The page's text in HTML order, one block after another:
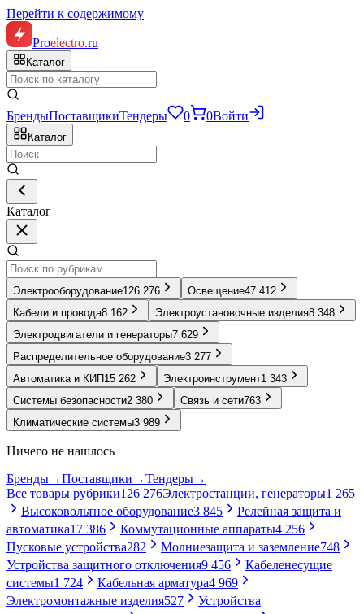
Перейти к содержимому
Proelectro.ru
Каталог
БрендыПоставщикиТендеры 0 0Войти
Каталог
Каталог
Электрооборудование126 276 Освещение47 412
Кабели и провода8 162 Электроустановочные изделия8 348
Электродвигатели и генераторы7 629
Распределительное оборудование3 277
Автоматика и КИП 15 262 Электроинструмент1 343
Системы безопасности2 380 Связь и сети763
Климатические системы3 989
Ничего не нашлось
Бренды→Поставщики →Тендеры→
Все товары рубрики126 276Электростанции, генераторы1 265
Высоковольтное оборудование3 845
Релейная защита и
автоматика17 386 Коммутационные аппараты4 256
Пусковые устройства282 Молниезащита и заземление748
Устройства защитного отключения9 456
Кабеленесущие
системы1 724 Кабельная арматура4 969
Электромонтажные изделия527
Устройства